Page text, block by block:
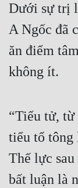
Dưới sự trị
A Ngốc đã
ăn điểm
không ít.
“Tiểu tử,
tiểu tổ tông
Thế lực
bất luận là